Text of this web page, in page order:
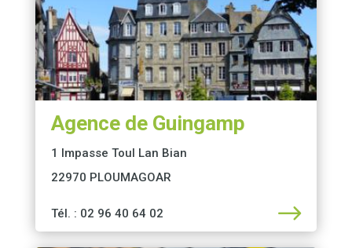
Agence de Guingamp
1 Impasse Toul Lan Bian
22970 PLOUMAGOAR
Tél. : 02 96 40 64 02 $